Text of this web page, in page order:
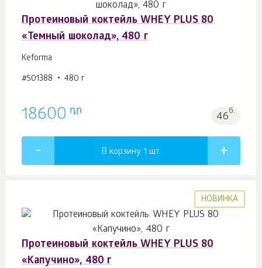
Протеиновый коктейль WHEY PLUS 80
«Темный шоколад», 480 г
Keforma
#501388 480 г
18600 դր 46б.
В корзину 1 шт.
НОВИНКА
Протеиновый коктейль WHEY PLUS 80
«Капучино», 480 г